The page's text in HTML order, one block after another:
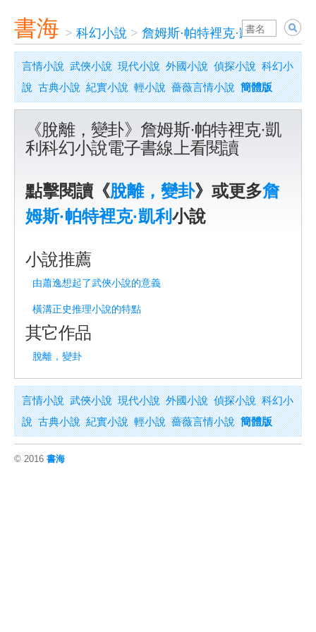
書海 > 科幻小說 > 詹姆斯·帕特裡克·凱利> 脫離
言情小說 武俠小說 現代小說 外國小說 偵探小說 科幻小
說 古典小說 紀實小說 輕小說 薔薇言情小說 簡體版
《脫離，變卦》詹姆斯·帕特裡克·凱
利科幻小說電子書線上看閱讀
點擊閱讀《脫離，變卦》或更多詹
姆斯·帕特裡克·凱利小說
小說推薦
由蕭逸想起了武俠小說的意義
橫溝正史推理小說的特點
其它作品
脫離，變卦
言情小說 武俠小說 現代小說 外國小說 偵探小說 科幻小
說 古典小說 紀實小說 輕小說 薔薇言情小說 簡體版
© 2016 書海